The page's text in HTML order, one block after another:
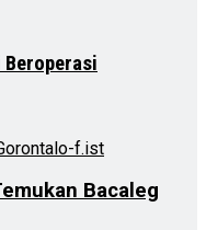
Beroperasi
Bacaleg